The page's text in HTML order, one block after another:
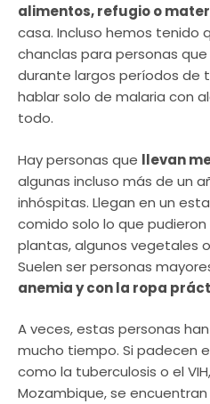
alimentos, refugio o
casa. Incluso hemos tenido
chanclas para personas
durante largos períodos de
hablar solo de malaria con
todo.
Hay personas que llevan
algunas incluso más de un
inhóspitas. Llegan en un
comido solo lo que
plantas, algunos vegetales
Suelen ser personas
anemia y con la ropa
A veces, estas personas
mucho tiempo. Si padecen
como la tuberculosis o el
Mozambique, se